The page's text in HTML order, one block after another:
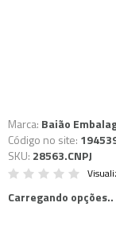
Marca: Baião
Código no site:
SKU: 28563.CNPJ
Carregando opções..